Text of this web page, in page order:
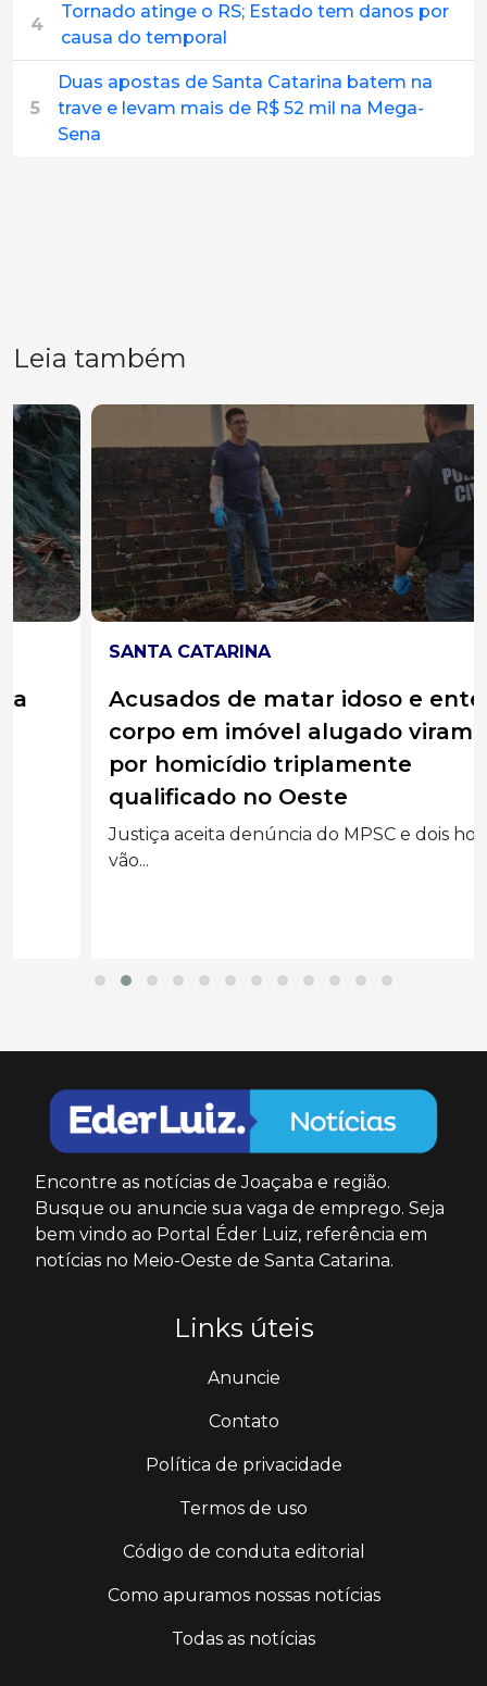
4
Tornado atinge o RS; Estado tem danos por
causa do temporal
5
Duas apostas de Santa Catarina batem na
trave e levam mais de R$ 52 mil na Mega-
Sena
Leia também
SANTA CATARINA
Acusados de matar idoso e enterrar
corpo em imóvel alugado viram réus
por homicídio triplamente
qualificado no Oeste
Justiça aceita denúncia do MPSC e dois homens
Encontre as notícias de Joaçaba e região.
Busque ou anuncie sua vaga de emprego. Seja
bem vindo ao Portal Éder Luiz, referência em
notícias no Meio-Oeste de Santa Catarina.
Links úteis
Anuncie
Contato
Política de privacidade
Termos de uso
Código de conduta editorial
Como apuramos nossas notícias
Todas as notícias